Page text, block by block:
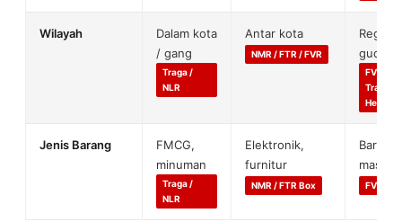
Wilayah
Dalam kota
/ gang
Traga /
NLR
Antar kota
NMR / FTR / FVR
gudang
FVM /
Tractor
Head
Jenis Barang
FMCG,
minuman
Traga /
NLR
Elektronik,
furnitur
NMR / FTR Box
Barang
massal
FVR /